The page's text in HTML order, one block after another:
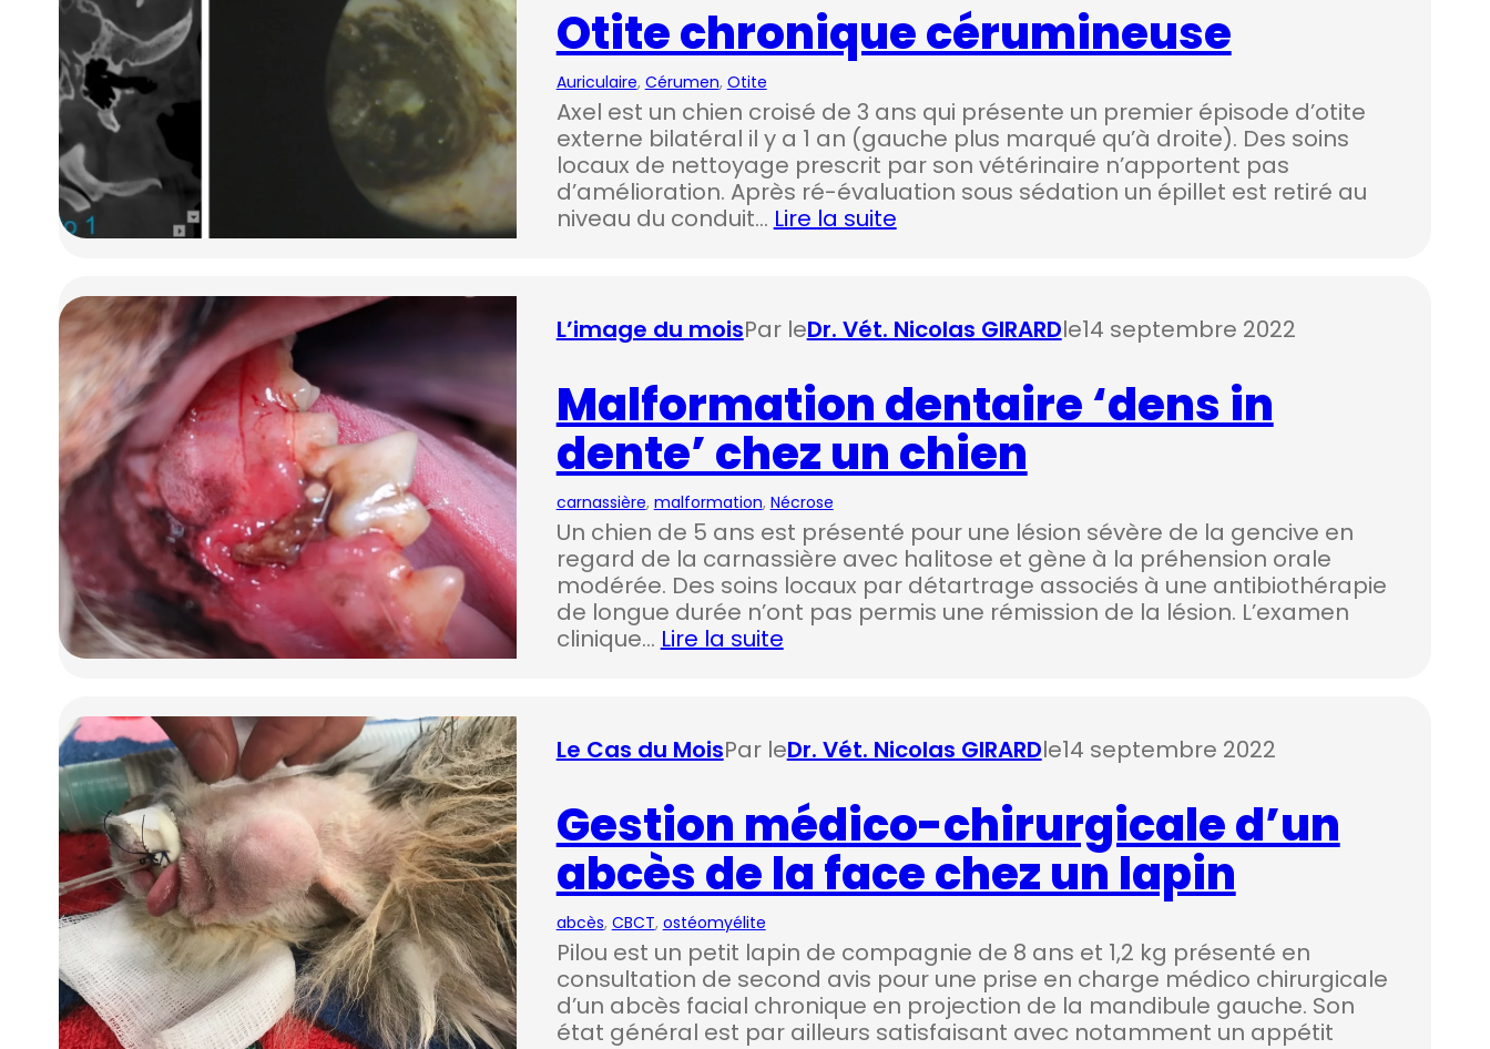
Otite chronique cérumineuse
Auriculaire, Cérumen, Otite
Axel est un chien croisé de 3 ans qui présente un premier épisode d’otite
externe bilatéral il y a 1 an (gauche plus marqué qu’à droite). Des soins
locaux de nettoyage prescrit par son vétérinaire n’apportent pas
d’amélioration. Après ré-évaluation sous sédation un épillet est retiré au
niveau du conduit… Lire la suite
L’image du moisPar leDr. Vét. Nicolas GIRARDle14 septembre 2022
Malformation dentaire ‘dens in
dente’ chez un chien
carnassière, malformation, Nécrose
Un chien de 5 ans est présenté pour une lésion sévère de la gencive en
regard de la carnassière avec halitose et gène à la préhension orale
modérée. Des soins locaux par détartrage associés à une antibiothérapie
de longue durée n’ont pas permis une rémission de la lésion. L’examen
clinique… Lire la suite
Le Cas du MoisPar leDr. Vét. Nicolas GIRARDle14 septembre 2022
Gestion médico-chirurgicale d’un
abcès de la face chez un lapin
abcès, CBCT, ostéomyélite
Pilou est un petit lapin de compagnie de 8 ans et 1,2 kg présenté en
consultation de second avis pour une prise en charge médico chirurgicale
d’un abcès facial chronique en projection de la mandibule gauche. Son
état général est par ailleurs satisfaisant avec notamment un appétit